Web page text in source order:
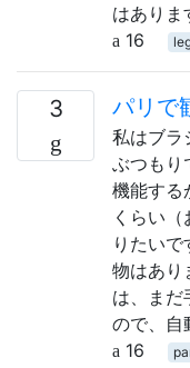
はありま
16
3 パリで
私はブラ
ぶつもり
機能する
くらい
りたい
物はあり
は、まだ
ので、自
16